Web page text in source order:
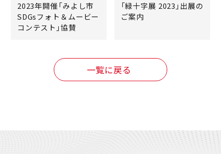
2023年開催「みよし市
SDGsフォト＆ムービー
コンテスト」協賛
「緑十字展 2023」出展の
ご案内
一覧に戻る